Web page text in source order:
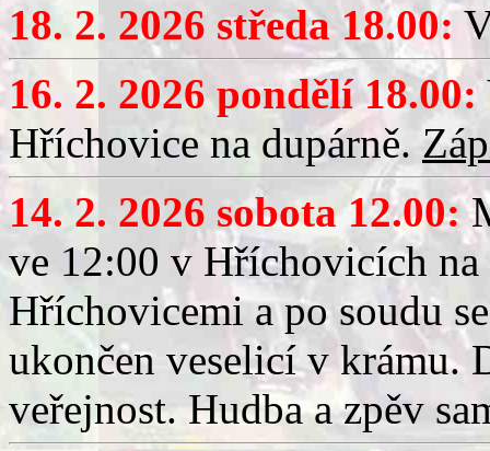
18. 2. 2026 středa 18.00:
16. 2. 2026 pondělí 18.00:
Hříchovice na dupárně.
14. 2. 2026 sobota 12.00:
ve 12:00 v Hříchovicích
Hříchovicemi a po soudu
ukončen veselicí v krámu.
veřejnost. Hudba a zpěv